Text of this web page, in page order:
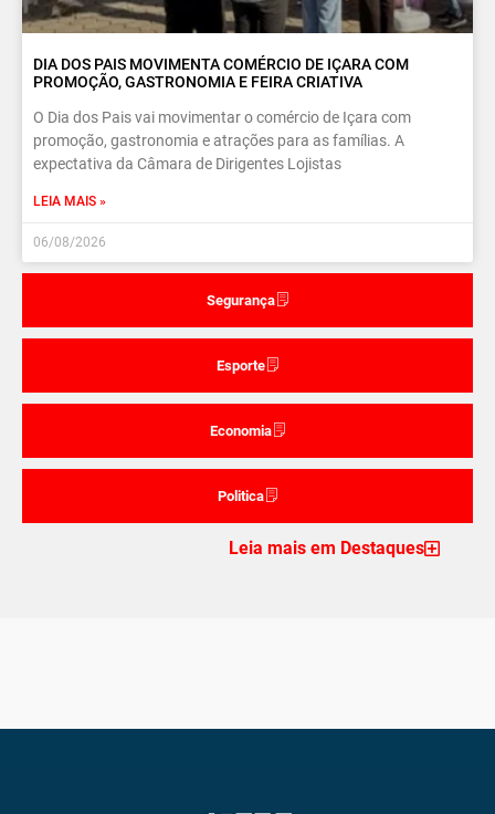
Segurança
Esporte
Economia
Politica
DIA DOS PAIS MOVIMENTA COMÉRCIO DE IÇARA COM
PROMOÇÃO, GASTRONOMIA E FEIRA CRIATIVA
O Dia dos Pais vai movimentar o comércio de Içara com
promoção, gastronomia e atrações para as famílias. A
expectativa da Câmara de Dirigentes Lojistas
LEIA MAIS »
06/08/2026
Leia mais em Destaques